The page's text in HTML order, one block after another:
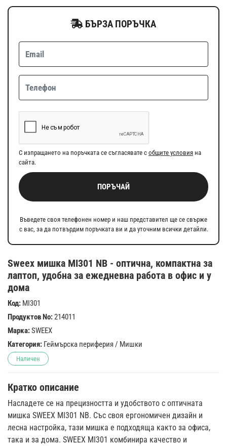
Sweex мишка MI301 NB - оптична, компактна за
лаптоп, удобна за ежедневна работа в офис и у
дома
Код: MI301
Продуктов No:214011
Марка:SWEEX
Категория: Геймърска периферия/ Мишки
Наличен
Кратко описание
Насладете се на прецизността и удобството с оптичната
мишка SWEEX MI301 NB. Със своя ергономичен дизайн и
лесна настройка, тази мишка е подходяща както за офиса,
така и за дома. SWEEX MI301 комбинира качество и
БЪРЗА ПОРЪЧКА
С изпращането на поръчката се съгласявате с общите условия на
сайта.
ПОРЪЧАЙ
Въведете своя телефонен номер и наш представител ще се свърже
с вас, за да потвърдим поръчката ви и да уточним всички детайли.